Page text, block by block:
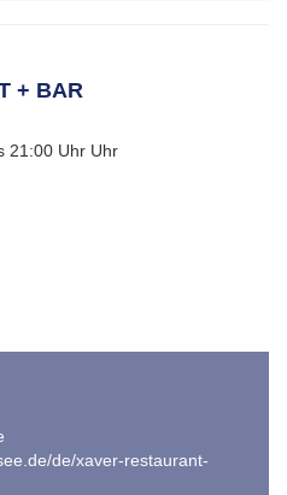
+ BAR
21:00 Uhr Uhr
de/xaver-restaurant-